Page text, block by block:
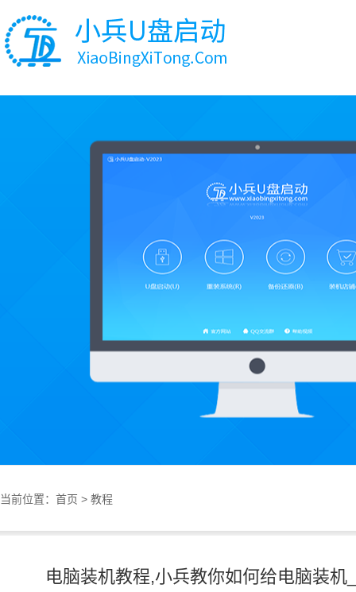
当前位置： 首页 > 教程
电脑装机教程,小兵教你如何给电脑装